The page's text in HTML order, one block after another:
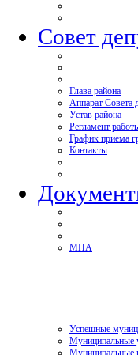
Совет
Глава района
Аппарат Совета
Устав района
Регламент
График приема
Контакты
МПА
Успешные
Муниципальные
Муниципальные